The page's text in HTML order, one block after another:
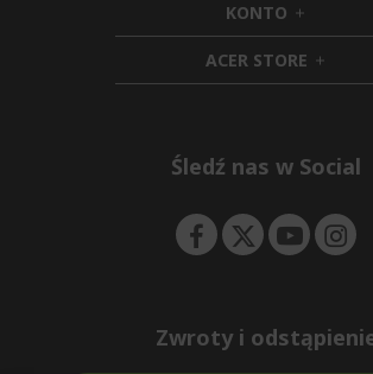
e
n d
e
n
KONTO h
i
d
d
ACER STORE h
i
e
Śledź nas w Social
Zwroty i